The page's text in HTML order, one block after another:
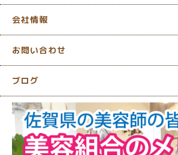
会社情報
お問い合わせ
ブログ